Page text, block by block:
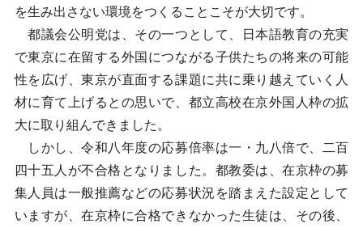
を生み出さない環境をつくることこそが大切です。
都議会公明党は、その一つとして、日本語教育の充実
で東京に在留する外国につながる子供たちの将来の可能
性を広げ、東京が直面する課題に共に乗り越えていく人
材に育て上げるとの思いで、都立高校在京外国人枠の拡
大に取り組んできました。
しかし、令和八年度の応募倍率は一・九八倍で、二百
四十五人が不合格となりました。都教委は、在京枠の募
集人員は一般推薦などの応募状況を踏まえた設定として
いますが、在京枠に合格できなかった生徒は、その後、